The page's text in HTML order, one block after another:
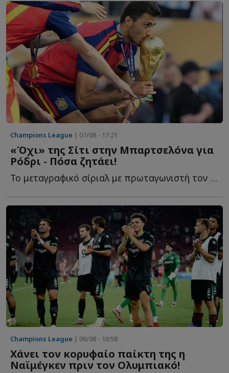
Champions League | 07/08 - 17:21
«Όχι» της Σίτι στην Μπαρτσελόνα για
Ρόδρι - Πόσα ζητάει!
Το μεταγραφικό σίριαλ με πρωταγωνιστή τον Ρόδρι φαίνεται π...
Champions League | 06/08 - 10:58
Χάνει τον κορυφαίο παίκτη της η
Ναϊμέγκεν πριν τον Ολυμπιακό!